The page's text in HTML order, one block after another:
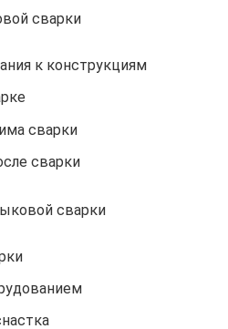
сварки
к конструкциям
сварки
сварки
сварки